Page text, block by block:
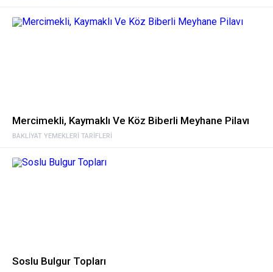
BAKLIYAT YEMEKLERI TARIFLERI
Mercimekli, Kaymaklı Ve Köz Biberli Meyhane Pilavı
Soslu Bulgur Topları